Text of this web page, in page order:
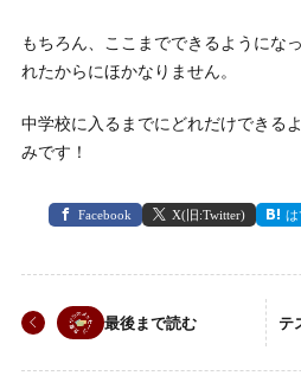
もちろん、ここまでできるようにな
れたからにほかなりません。
中学校に入るまでにどれだけできる
みです！
Facebook X(旧:Twitter) は
最後まで読む テ